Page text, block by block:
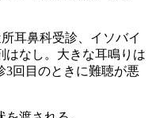
耳鼻科受診、イソバイ
はなし。大きな耳鳴りは
3回目のときに難聴が悪